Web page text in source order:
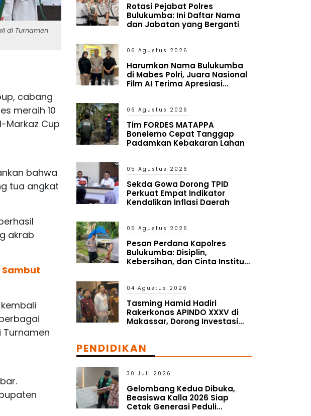
di Turnamen
cabang
meraih 10
Markaz Cup
bahwa
tua angkat
akrab
Sambut
Rotasi Pejabat Polres
Bulukumba: Ini Daftar Nama
dan Jabatan yang Berganti
06 Agustus 2026
Harumkan Nama Bulukumba
di Mabes Polri, Juara Nasional
Film AI Terima Apresiasi
06 Agustus 2026
Tim FORDES MATAPPA
Bonelemo Cepat Tanggap
Padamkan Kebakaran Lahan
05 Agustus 2026
Sekda Gowa Dorong TPID
Perkuat Empat Indikator
Kendalikan Inflasi Daerah
05 Agustus 2026
Pesan Perdana Kapolres
Bulukumba: Disiplin,
Kebersihan, dan Cinta Institusi
04 Agustus 2026
Tasming Hamid Hadiri
Rakerkonas APINDO XXXV di
Makassar, Dorong Investasi
PENDIDIKAN
30 Juli 2026
Gelombang Kedua Dibuka,
Beasiswa Kalla 2026 Siap
Cetak Generasi Peduli